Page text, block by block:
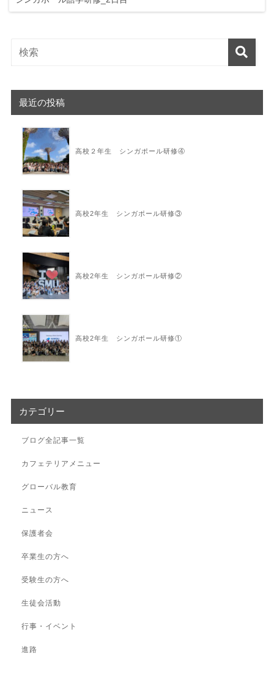
最近の投稿
高校２年生 シンガポール研修④
高校2年生 シンガポール研修③
高校2年生 シンガポール研修②
高校2年生 シンガポール研修①
カテゴリー
ブログ全記事一覧
カフェテリアメニュー
グローバル教育
ニュース
保護者会
卒業生の方へ
受験生の方へ
生徒会活動
行事・イベント
進路